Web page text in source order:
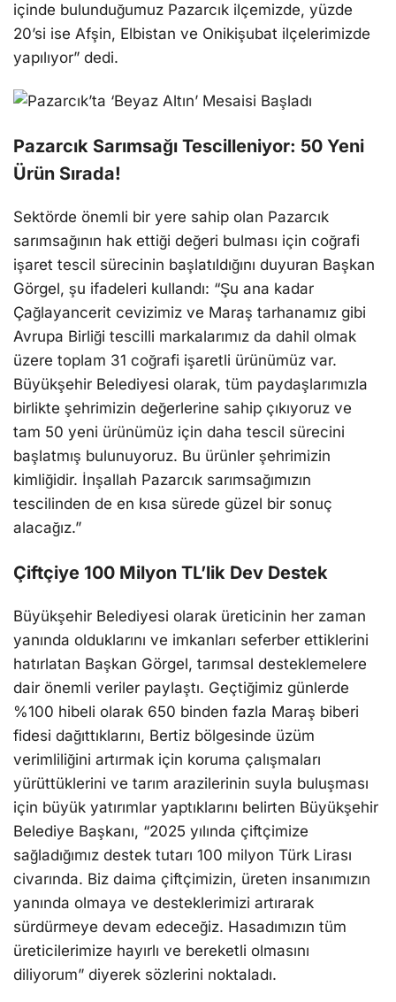
içinde bulunduğumuz Pazarcık ilçemizde, yüzde
20’si ise Afşin, Elbistan ve Onikişubat ilçelerimizde
yapılıyor” dedi.
Pazarcık Sarımsağı Tescilleniyor: 50 Yeni
Ürün Sırada!
Sektörde önemli bir yere sahip olan Pazarcık
sarımsağının hak ettiği değeri bulması için coğrafi
işaret tescil sürecinin başlatıldığını duyuran Başkan
Görgel, şu ifadeleri kullandı: “Şu ana kadar
Çağlayancerit cevizimiz ve Maraş tarhanamız gibi
Avrupa Birliği tescilli markalarımız da dahil olmak
üzere toplam 31 coğrafi işaretli ürünümüz var.
Büyükşehir Belediyesi olarak, tüm paydaşlarımızla
birlikte şehrimizin değerlerine sahip çıkıyoruz ve
tam 50 yeni ürünümüz için daha tescil sürecini
başlatmış bulunuyoruz. Bu ürünler şehrimizin
kimliğidir. İnşallah Pazarcık sarımsağımızın
tescilinden de en kısa sürede güzel bir sonuç
alacağız.”
Çiftçiye 100 Milyon TL’lik Dev Destek
Büyükşehir Belediyesi olarak üreticinin her zaman
yanında olduklarını ve imkanları seferber ettiklerini
hatırlatan Başkan Görgel, tarımsal desteklemelere
dair önemli veriler paylaştı. Geçtiğimiz günlerde
%100 hibeli olarak 650 binden fazla Maraş biberi
fidesi dağıttıklarını, Bertiz bölgesinde üzüm
verimliliğini artırmak için koruma çalışmaları
yürüttüklerini ve tarım arazilerinin suyla buluşması
için büyük yatırımlar yaptıklarını belirten Büyükşehir
Belediye Başkanı, “2025 yılında çiftçimize
sağladığımız destek tutarı 100 milyon Türk Lirası
civarında. Biz daima çiftçimizin, üreten insanımızın
yanında olmaya ve desteklerimizi artırarak
sürdürmeye devam edeceğiz. Hasadımızın tüm
üreticilerimize hayırlı ve bereketli olmasını
diliyorum” diyerek sözlerini noktaladı.